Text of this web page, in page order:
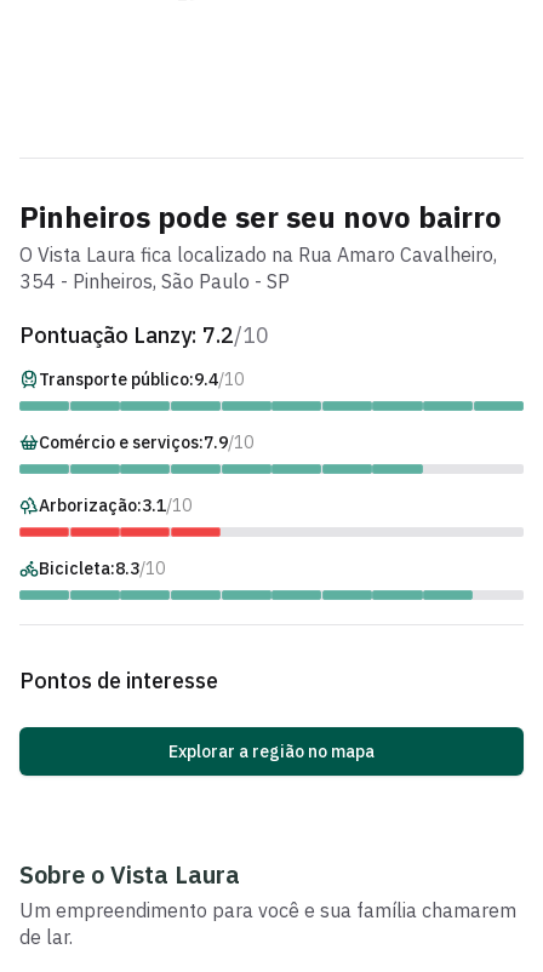
Pinheiros pode ser seu novo bairro
O Vista Laura fica localizado na Rua Amaro Cavalheiro,
354 - Pinheiros, São Paulo - SP
Pontuação Lanzy: 7.2/10
Transporte público:9.4/10
Comércio e serviços:7.9/10
Arborização:3.1/10
Bicicleta:8.3/10
Pontos de interesse
Explorar a região no mapa
Sobre oVista Laura
Um empreendimento para você e sua família chamarem
de lar.